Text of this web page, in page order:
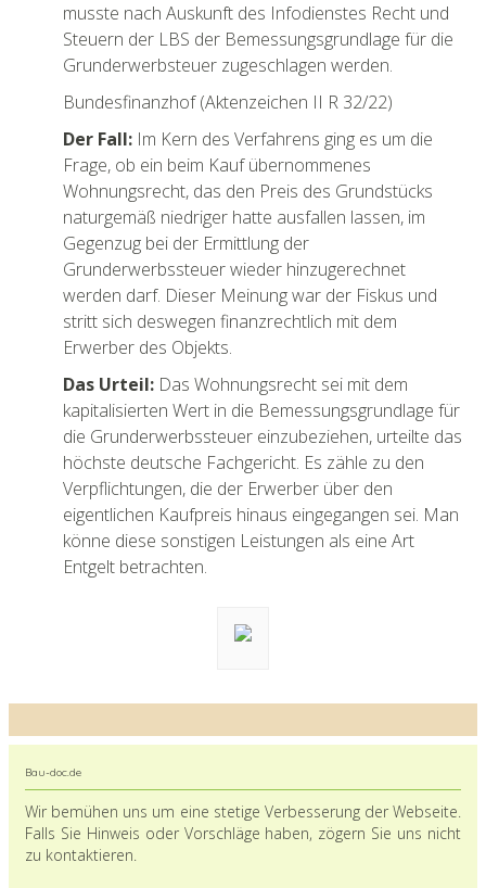
musste nach Auskunft des Infodienstes Recht und
Steuern der LBS der Bemessungsgrundlage für die
Grunderwerbsteuer zugeschlagen werden.
Bundesfinanzhof (Aktenzeichen II R 32/22)
Der Fall: Im Kern des Verfahrens ging es um die
Frage, ob ein beim Kauf übernommenes
Wohnungsrecht, das den Preis des Grund­stücks
naturgemäß niedriger hatte ausfallen lassen, im
Gegen­zug bei der Ermittlung der
Grunderwerbssteuer wieder hinzu­gerechnet
werden darf. Dieser Meinung war der Fiskus und
stritt sich deswegen finanzrechtlich mit dem
Erwerber des Objekts.
Das Urteil: Das Wohnungsrecht sei mit dem
kapitalisierten Wert in die Bemessungsgrundlage für
die Grunderwerbssteuer einzube­ziehen, urteilte das
höchste deutsche Fachgericht. Es zähle zu den
Verpflichtungen, die der Erwerber über den
eigentlichen Kaufpreis hinaus eingegangen sei. Man
könne diese sonstigen Leistungen als eine Art
Entgelt betrachten.
Bau-doc.de
Wir bemühen uns um eine stetige Verbesserung der Webseite.
Falls Sie Hinweis oder Vorschläge haben, zögern Sie uns nicht
zu kontaktieren.